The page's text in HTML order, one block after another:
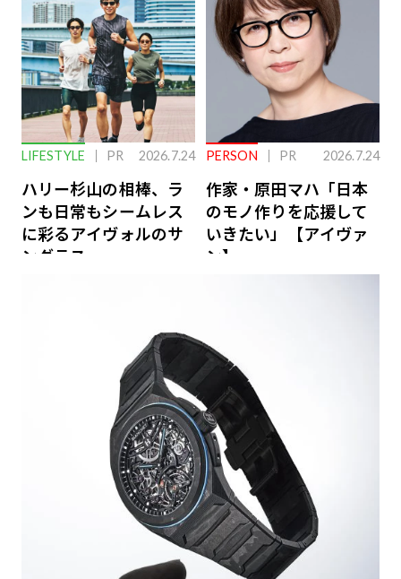
LIFESTYLE PR 2026.7.24
ハリー杉山の相棒、ラ
ンも日常もシームレス
に彩るアイヴォルのサ
ングラス
PERSON PR 2026.7.24
作家・原田マハ「日本
のモノ作りを応援して
いきたい」【アイヴァ
ン】